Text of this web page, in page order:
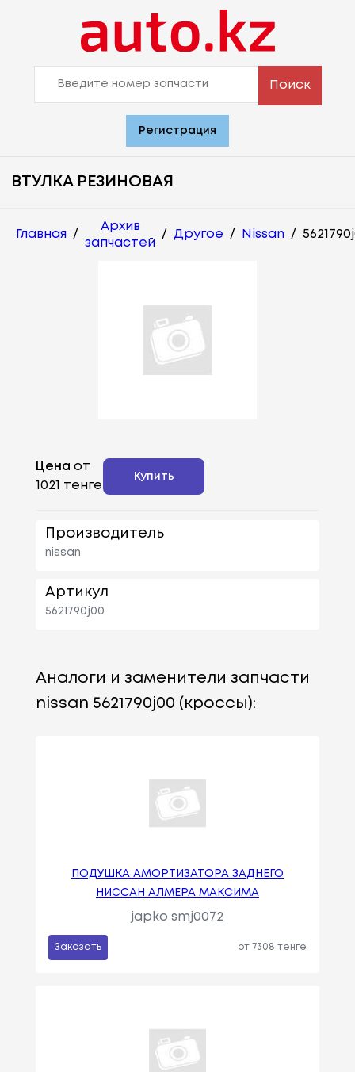
Поиск
Регистрация
ВТУЛКА РЕЗИНОВАЯ
Главная /
Архив
запчастей
/ Другое / Nissan /
Цена от
1021 тенге
Купить
Производитель
nissan
Артикул
5621790j00
Аналоги и заменители запчасти
nissan 5621790j00 (кроссы):
ПОДУШКА АМОРТИЗАТОРА ЗАДНЕГО
НИССАН АЛМЕРА МАКСИМА
japko smj0072
Заказать от 7308 тенге